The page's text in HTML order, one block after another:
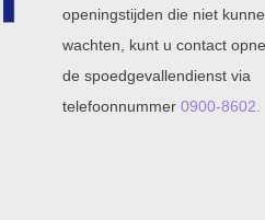
openingstijden die niet
wachten, kunt u contact
de spoedgevallendienst via
telefoonnummer 0900-8602.